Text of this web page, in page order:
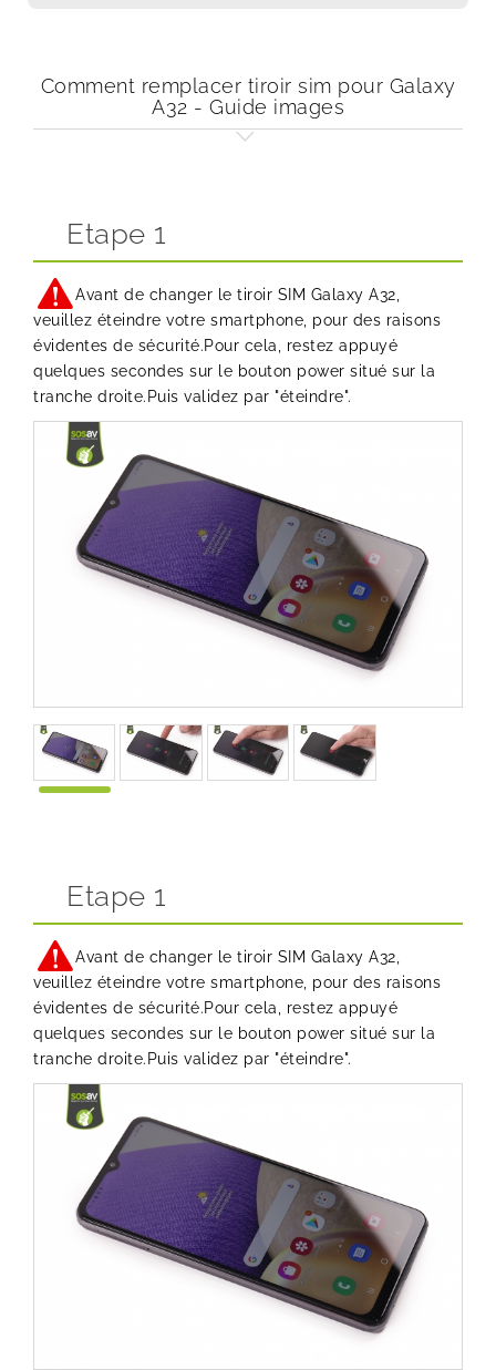
Comment remplacer tiroir sim pour Galaxy
A32 - Guide images
Etape 1
Avant de changer le tiroir SIM Galaxy A32,
veuillez éteindre votre smartphone, pour des raisons
évidentes de sécurité.Pour cela, restez appuyé
quelques secondes sur le bouton power situé sur la
tranche droite.Puis validez par "éteindre".
Etape 1
Avant de changer le tiroir SIM Galaxy A32,
veuillez éteindre votre smartphone, pour des raisons
évidentes de sécurité.Pour cela, restez appuyé
quelques secondes sur le bouton power situé sur la
tranche droite.Puis validez par "éteindre".